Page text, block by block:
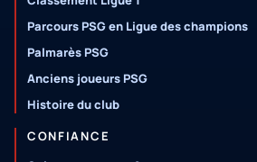
Parcours PSG en Ligue des champions
Palmarès PSG
Anciens joueurs PSG
Histoire du club
CONFIANCE